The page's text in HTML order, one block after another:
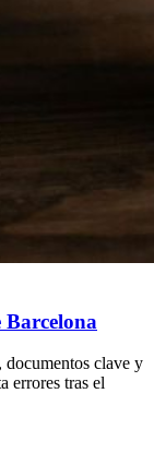
Barcelona
documentos clave y
errores tras el